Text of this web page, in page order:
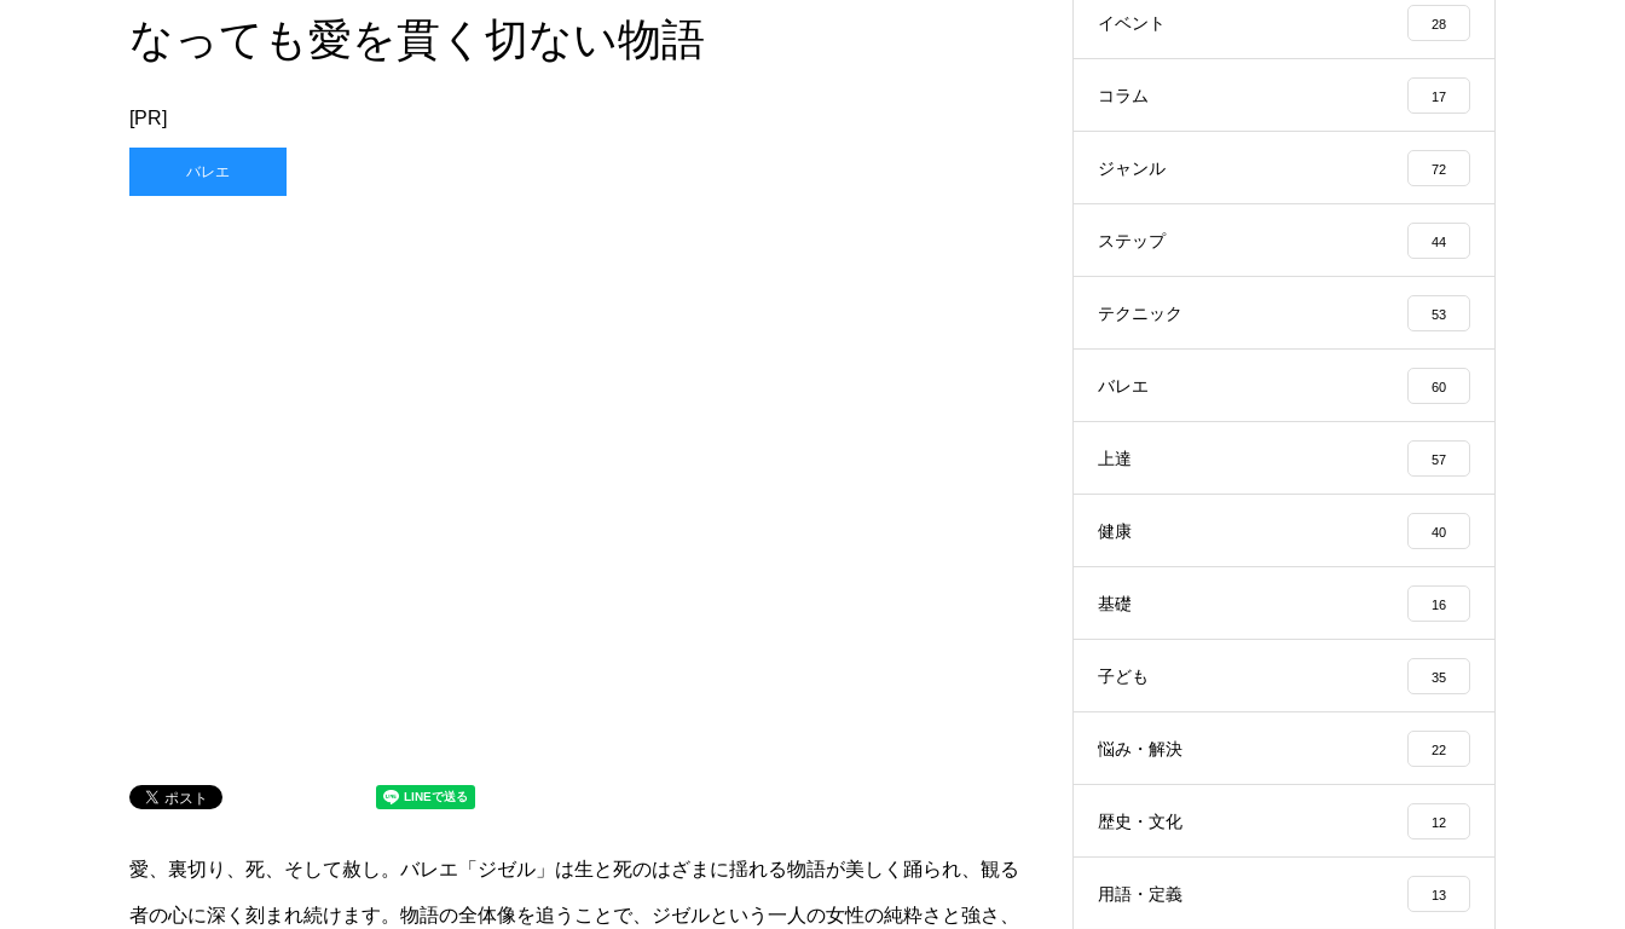
なっても愛を貫く切ない物語
[PR]
バレエ
愛、裏切り、死、そして赦し。バレエ「ジゼル」は生と死のはざまに揺れる物語が美しく踊られ、観る
者の心に深く刻まれ続けます。物語の全体像を追うことで、ジゼルという一人の女性の純粋さと強さ、
イベント 28
コラム 17
ジャンル 72
ステップ 44
テクニック 53
バレエ 60
上達 57
健康 40
基礎 16
子ども 35
悩み・解決 22
歴史・文化 12
用語・定義 13